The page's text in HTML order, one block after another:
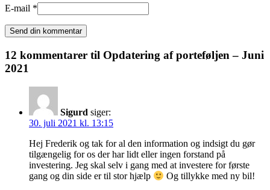
E-mail *
12 kommentarer til Opdatering af porteføljen – Juni
2021
Sigurd siger:
30. juli 2021 kl. 13:15
Hej Frederik og tak for al den information og indsigt du gør
tilgængelig for os der har lidt eller ingen forstand på
investering. Jeg skal selv i gang med at investere for første
gang og din side er til stor hjælp
Og tillykke med ny bil!